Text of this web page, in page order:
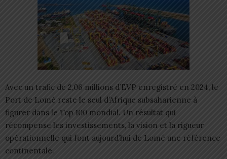
Avec un trafic de 2,06 millions d’EVP enregistré en 2024, le
Port de Lomé reste le seul d’Afrique subsaharienne à
figurer dans le Top 100 mondial. Un résultat qui
récompense les investissements, la vision et la rigueur
opérationnelle qui font aujourd’hui de Lomé une référence
continentale.